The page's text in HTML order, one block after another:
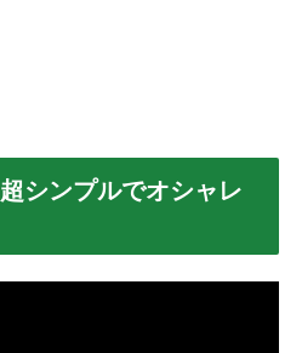
シンプルでオシャレ